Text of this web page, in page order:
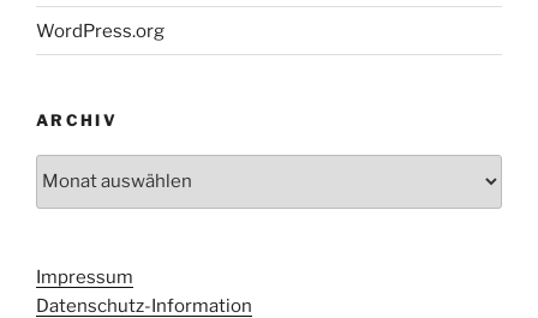
WordPress.org
ARCHIV
Impressum
Datenschutz-Information